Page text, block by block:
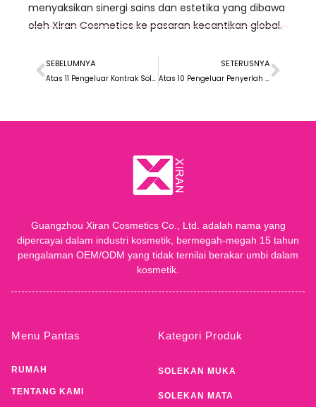
menyaksikan sinergi sains dan estetika yang dibawa
oleh Xiran Cosmetics ke pasaran kecantikan global.
SEBELUMNYA
Atas 11 Pengeluar Kontrak Solekan Di Amerika Syarikat
SETERUSNYA
Atas 10 Pengeluar Penyerlah Label Peribadi Terbaik
Guangzhou Xiran Cosmetics Co., Ltd. adalah nama yang
dipercayai dalam industri kosmetik, bermegah-megah 15 tahun
pengalaman OEM/ODM yang tidak ternilai berakar umbi dalam
kosmetik.
Menu Pantas
RUMAH
TENTANG KAMI
Kategori Produk
SOLEKAN MUKA
SOLEKAN MATA